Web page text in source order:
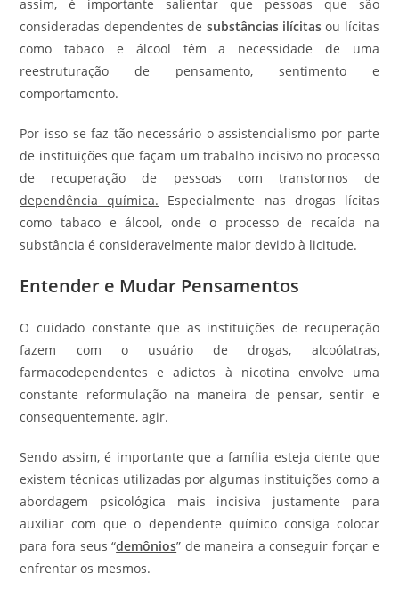
assim, é importante salientar que pessoas que são
consideradas dependentes de substâncias ilícitasou lícitas
como tabaco e álcool têm a necessidade de uma
reestruturação de pensamento, sentimento e
comportamento.
Por isso se faz tão necessário o assistencialismo por parte
de instituições que façam um trabalho incisivo no processo
de recuperação de pessoas com transtornos de
dependência química. Especialmente nas drogas lícitas
como tabaco e álcool, onde o processo de recaída na
substância é consideravelmente maior devido à licitude.
Entender e Mudar Pensamentos
O cuidado constante que as instituições de recuperação
fazem com o usuário de drogas, alcoólatras,
farmacodependentes e adictos à nicotina envolve uma
constante reformulação na maneira de pensar, sentir e
consequentemente, agir.
Sendo assim, é importante que a família esteja ciente que
existem técnicas utilizadas por algumas instituições como a
abordagem psicológica mais incisiva justamente para
auxiliar com que o dependente químico consiga colocar
para fora seus “demônios” de maneira a conseguir forçar e
enfrentar os mesmos.